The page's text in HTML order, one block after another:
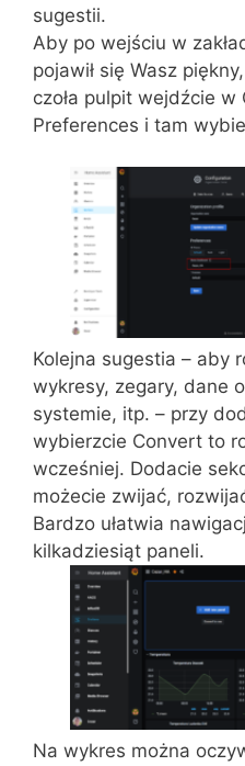
sugestii.
Aby po wejściu w
pojawił się Wasz
czoła pulpit wejdźcie w
Preferences i tam
Kolejna sugestia – aby
wykresy, zegary, dane
systemie, itp. – przy
wybierzcie Convert to
wcześniej. Dodacie
możecie zwijać,
Bardzo ułatwia
kilkadziesiąt paneli.
Na wykres można